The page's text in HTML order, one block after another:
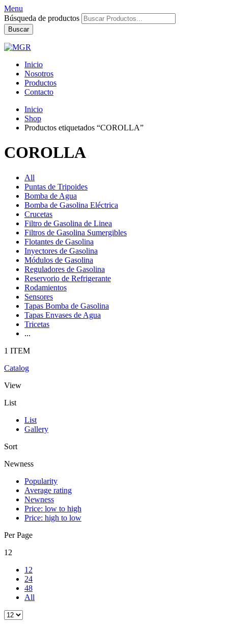
Menu
Búsqueda de productos
Buscar
Inicio
Nosotros
Productos
Contacto
Inicio
Shop
Productos etiquetados “COROLLA”
COROLLA
All
Puntas de Tripoides
Bomba de Agua
Bomba de Gasolina Eléctrica
Crucetas
Filtro de Gasolina de Linea
Filtros de Gasolina Sumergibles
Flotantes de Gasolina
Inyectores de Gasolina
Módulos de Gasolina
Reguladores de Gasolina
Reservorio de Refrigerante
Rodamientos
Sensores
Tapas Bomba de Gasolina
Tapas Envases de Agua
Tricetas
...
1 ITEM
Catalog
View
List
List
Gallery
Sort
Newness
Popularity
Average rating
Newness
Price: low to high
Price: high to low
Per Page
12
12
24
48
All